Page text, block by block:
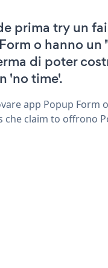
prima try un
o hanno un
di poter
'no time'.
app Popup Form
che claim to offrono